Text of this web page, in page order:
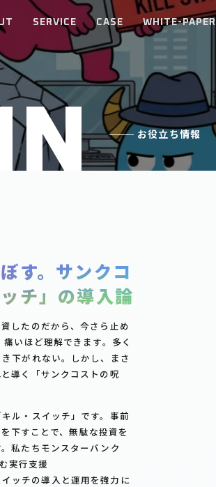
SERVICE CASE WHITE-PAPER
N お役立ち情報
す。サンクコ
チ」の導入論
したのだから、今さら止め
いほど理解できます。多く
下がれない。しかし、まさ
導く「サンクコストの呪
ル・スイッチ」です。事前
下すことで、無駄な投資を
私たちモンスターバンク
実行支援
ッチの導入と運用を強力に